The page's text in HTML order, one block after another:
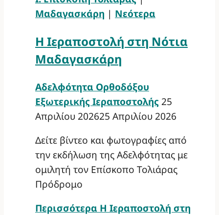
Μαδαγασκάρη | Νεότερα
Η Ιεραποστολή στη Νότια
Μαδαγασκάρη
Αδελφότητα Ορθοδόξου
Εξωτερικής Ιεραποστολής 25
Απριλίου 202625 Απριλίου 2026
Δείτε βίντεο και φωτογραφίες από
την εκδήλωση της Αδελφότητας με
ομιλητή τον Επίσκοπο Τολιάρας
Πρόδρομο
Περισσότερα Η Ιεραποστολή στη